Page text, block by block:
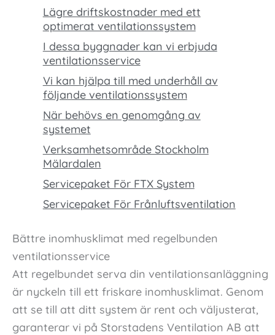
Lägre driftskostnader med ett
optimerat ventilationssystem
I dessa byggnader kan vi erbjuda
ventilationsservice
Vi kan hjälpa till med underhåll av
följande ventilationssystem
När behövs en genomgång av
systemet
Verksamhetsområde Stockholm
Mälardalen
Servicepaket För FTX System
Servicepaket För Frånluftsventilation
Bättre inomhusklimat med regelbunden
ventilationsservice
Att regelbundet serva din ventilationsanläggning
är nyckeln till ett friskare inomhusklimat. Genom
att se till att ditt system är rent och väljusterat,
garanterar vi på Storstadens Ventilation AB att